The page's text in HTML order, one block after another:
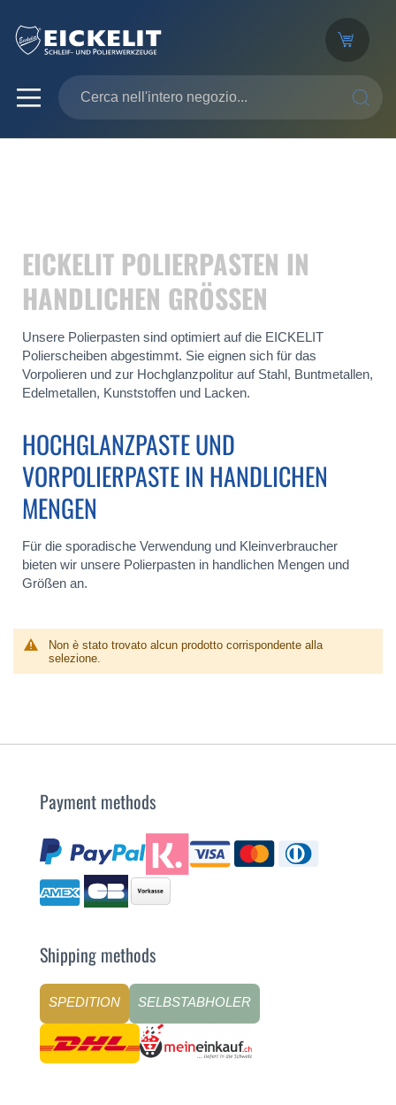
EICKELIT POLIERPASTEN IN
HANDLICHEN GRÖSSEN
Unsere Polierpasten sind optimiert auf die EICKELIT
Polierscheiben abgestimmt. Sie eignen sich für das
Vorpolieren und zur Hochglanzpolitur auf Stahl, Buntmetallen,
Edelmetallen, Kunststoffen und Lacken.
HOCHGLANZPASTE UND
VORPOLIERPASTE IN HANDLICHEN
MENGEN
Für die sporadische Verwendung und Kleinverbraucher
bieten wir unsere Polierpasten in handlichen Mengen und
Größen an.
Non è stato trovato alcun prodotto corrispondente alla
selezione.
Payment methods
Shipping methods
SPEDITION SELBSTABHOLER